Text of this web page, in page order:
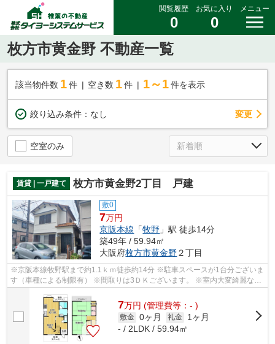
閲覧履歴
0
お気に入り
0
メニュー
枚方市黄金野 不動産一覧
該当物件数 1件 空き数 1 件 1～1 件を表示
絞り込み条件： なし 変更
空室のみ
賃貸 | 一戸建て 枚方市黄金野2丁目 戸建
敷0
7万円
京阪本線 「牧野 」駅 徒歩14分
築49年 / 59.94㎡
大阪府枚方市黄金野２丁目
※京阪本線牧野駅まで約1.1ｋｍ徒歩約14分 ※駐車スペースが1台分ございま
す（車種による制限有） ※間取りは3ＤＫございます。 ※室内大変綺麗な状
態ですので、新生活を始めるのにいいで...
7万円 (管理費等：- )
敷金 0ヶ月 礼金
1ヶ月
- / 2LDK / 59.94㎡